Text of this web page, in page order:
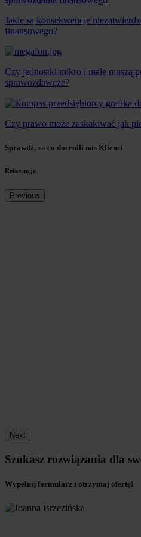
Jakie są konsekwencje
finansowego?
Czy jednostki mikro i małe muszą
sprawozdawcze?
Czy prawo może zaskakiwać jak
Sprawdź, za co docenili nas Klienci
Referencje
Previous
Next
Szukasz rozwiązania dla
Wypełnij formularz i otrzymaj ofertę!